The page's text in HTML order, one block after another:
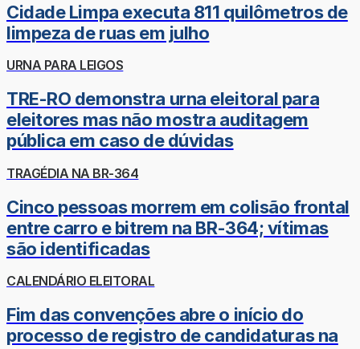
Cidade Limpa executa 811 quilômetros de
limpeza de ruas em julho
URNA PARA LEIGOS
TRE-RO demonstra urna eleitoral para
eleitores mas não mostra auditagem
pública em caso de dúvidas
TRAGÉDIA NA BR-364
Cinco pessoas morrem em colisão frontal
entre carro e bitrem na BR-364; vítimas
são identificadas
CALENDÁRIO ELEITORAL
Fim das convenções abre o início do
processo de registro de candidaturas na